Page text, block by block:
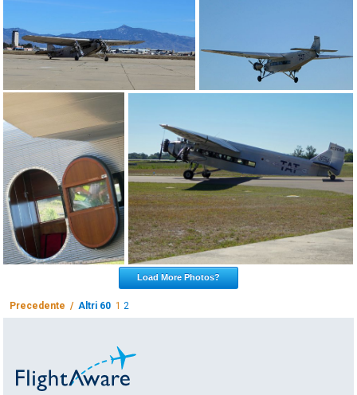
Load More Photos?
Precedente / Altri 60 1 2